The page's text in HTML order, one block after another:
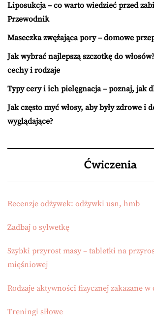
Liposukcja – co warto wiedzieć przed
Przewodnik
Maseczka zwężająca pory – domowe
Jak wybrać najlepszą szczotkę do
cechy i rodzaje
Typy cery i ich pielęgnacja – poznaj, jak
Jak często myć włosy, aby były zdrowe i
wyglądające?
Ćwiczenia
Recenzje odżywek: odżywki usn, hmb
Zadbaj o sylwetkę
Szybki przyrost masy – tabletki na
mięśniowej
Rodzaje aktywności fizycznej zakazane w
Treningi siłowe